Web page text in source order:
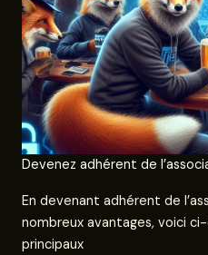
Devenez adhérent de
En devenant adhérent de
nombreux avantages, voici
principaux